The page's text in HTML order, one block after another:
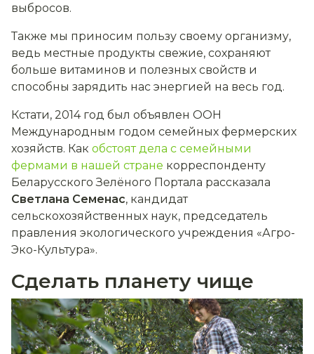
выбросов.
Также мы приносим пользу своему организму,
ведь местные продукты свежие, сохраняют
больше витаминов и полезных свойств и
способны зарядить нас энергией на весь год.
Кстати, 2014 год был объявлен ООН
Международным годом семейных фермерских
хозяйств. Как обстоят дела с семейными
фермами в нашей стране корреспонденту
Беларусского Зелёного Портала рассказала
Светлана Семенас, кандидат
сельскохозяйственных наук, председатель
правления экологического учреждения «Агро-
Эко-Культура».
Сделать планету чище